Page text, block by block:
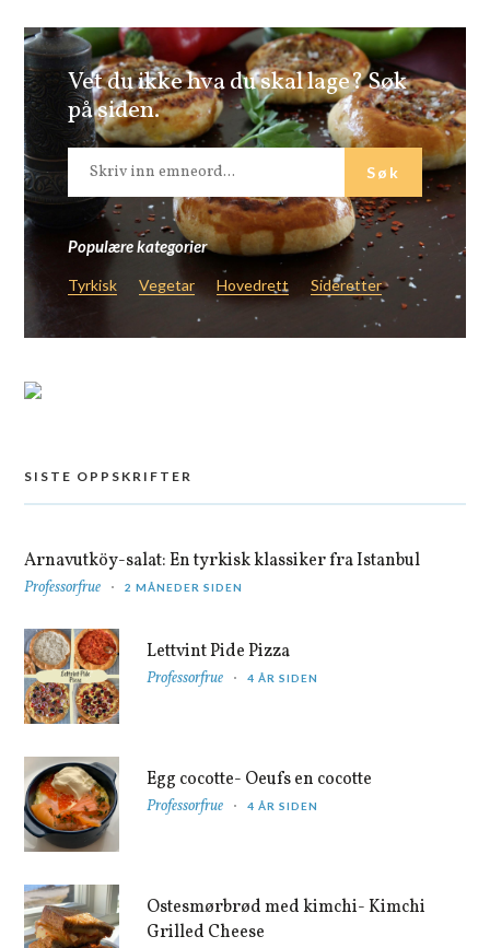
Vet du ikke hva du skal lage? Søk
på siden.
Populære kategorier
Tyrkisk Vegetar Hovedrett Sideretter
SISTE OPPSKRIFTER
Arnavutköy-salat: En tyrkisk klassiker fra Istanbul
Professorfrue 2 MÅNEDER SIDEN
Lettvint Pide Pizza
Professorfrue 4 ÅR SIDEN
Egg cocotte- Oeufs en cocotte
Professorfrue 4 ÅR SIDEN
Ostesmørbrød med kimchi- Kimchi
Grilled Cheese